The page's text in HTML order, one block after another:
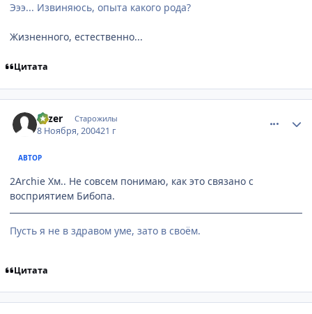
Эээ... Извиняюсь, опыта какого рода?
Жизненного, естественно...
Цитата
Fazer Старожилы
8 Ноября, 200421 г
АВТОР
2Archie Хм.. Не совсем понимаю, как это связано с
восприятием Бибопа.
Пусть я не в здравом уме, зато в своём.
Цитата